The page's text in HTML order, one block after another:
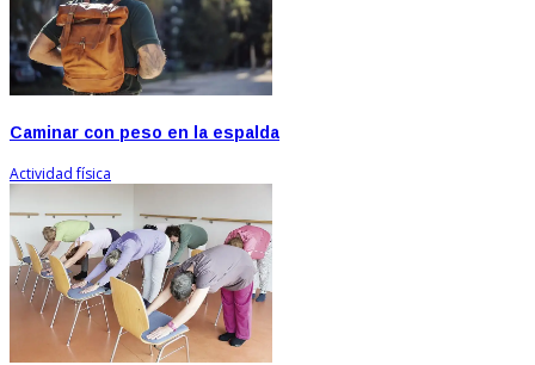
Caminar con peso en la espalda
Actividad física